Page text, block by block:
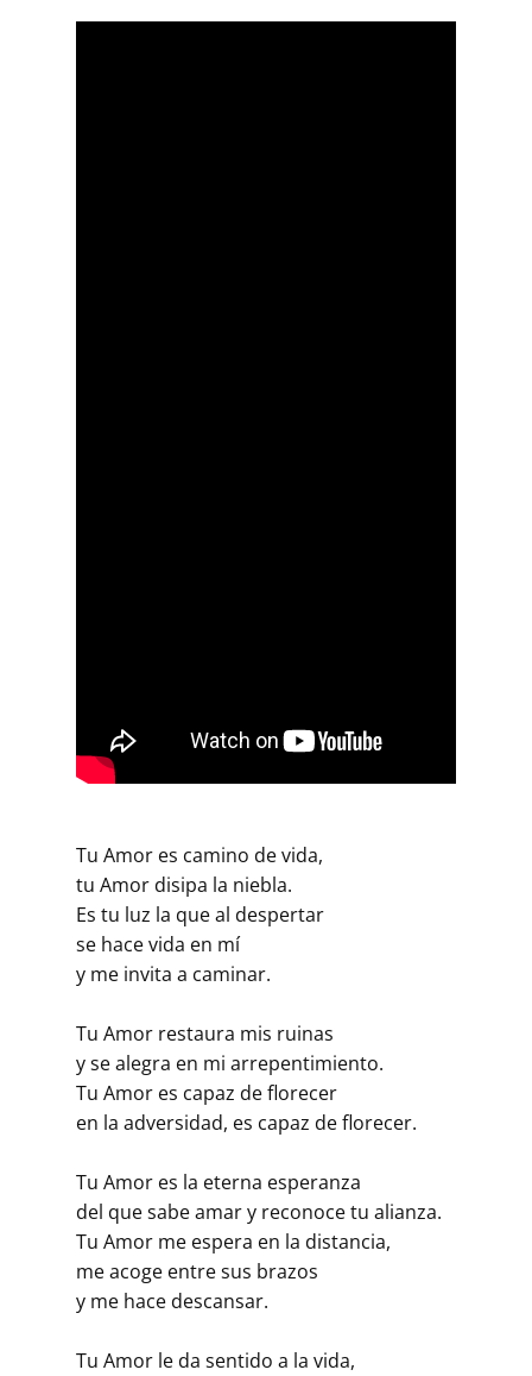
Tu Amor es camino de vida,
tu Amor disipa la niebla.
Es tu luz la que al despertar
se hace vida en mí
y me invita a caminar.
Tu Amor restaura mis ruinas
y se alegra en mi arrepentimiento.
Tu Amor es capaz de florecer
en la adversidad, es capaz de florecer.
Tu Amor es la eterna esperanza
del que sabe amar y reconoce tu alianza.
Tu Amor me espera en la distancia,
me acoge entre sus brazos
y me hace descansar.
Tu Amor le da sentido a la vida,